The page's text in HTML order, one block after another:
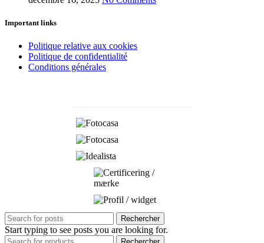
Important links
Politique relative aux cookies
Politique de confidentialité
Conditions générales
Rechercher
Start typing to see posts you are looking for.